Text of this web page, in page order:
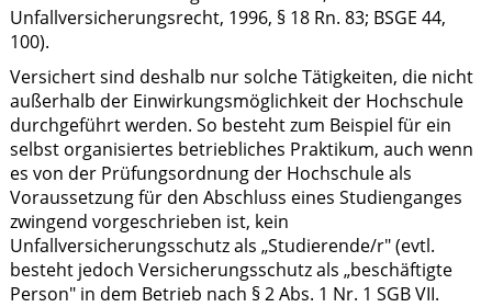
Unfallversicherungsrecht, 1996, § 18 Rn. 83; BSGE 44,
100).
Versichert sind deshalb nur solche Tätigkeiten, die nicht
außerhalb der Einwirkungsmöglichkeit der Hochschule
durchgeführt werden. So besteht zum Beispiel für ein
selbst organisiertes betriebliches Praktikum, auch wenn
es von der Prüfungsordnung der Hochschule als
Voraussetzung für den Abschluss eines Studienganges
zwingend vorgeschrieben ist, kein
Unfallversicherungsschutz als „Studierende/r" (evtl.
besteht jedoch Versicherungsschutz als „beschäftigte
Person" in dem Betrieb nach § 2 Abs. 1 Nr. 1 SGB VII.